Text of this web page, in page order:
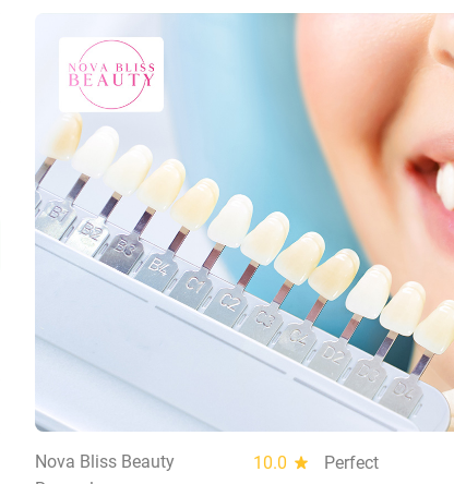
Nova Bliss Beauty 10.0 star
Perfect